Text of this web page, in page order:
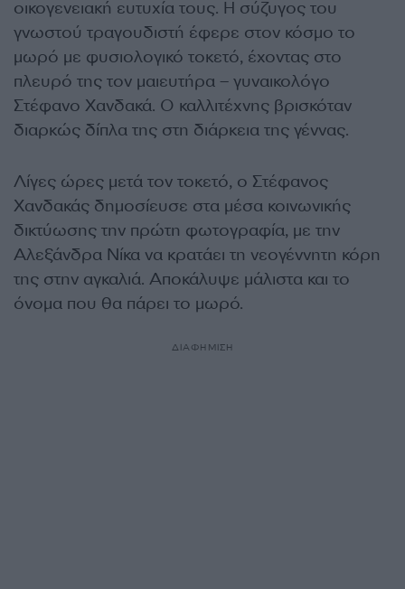
οικογενειακή ευτυχία τους. Η σύζυγος του
γνωστού τραγουδιστή έφερε στον κόσμο το
μωρό με φυσιολογικό τοκετό, έχοντας στο
πλευρό της τον μαιευτήρα – γυναικολόγο
Στέφανο Χανδακά. Ο καλλιτέχνης βρισκόταν
διαρκώς δίπλα της στη διάρκεια της γέννας.
Λίγες ώρες μετά τον τοκετό, ο Στέφανος
Χανδακάς δημοσίευσε στα μέσα κοινωνικής
δικτύωσης την πρώτη φωτογραφία, με την
Αλεξάνδρα Νίκα να κρατάει τη νεογέννητη κόρη
της στην αγκαλιά. Αποκάλυψε μάλιστα και το
όνομα που θα πάρει το μωρό.
ΔΙΑΦΗΜΙΣΗ